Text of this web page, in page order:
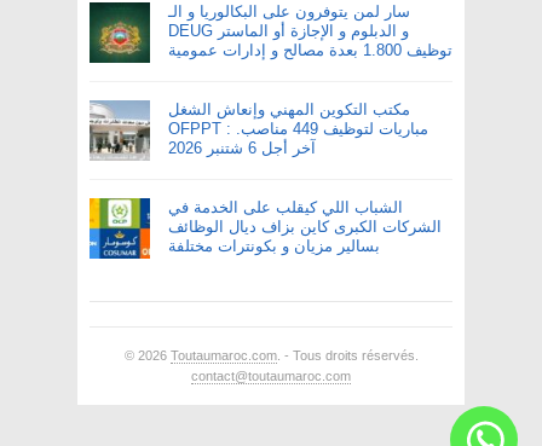
سار لمن يتوفرون على البكالوريا و الـ
DEUG و الدبلوم و الإجازة أو الماستر
توظيف 1.800 بعدة مصالح و إدارات عمومية
مكتب التكوين المهني وإنعاش الشغل
OFPPT : مباريات لتوظيف 449 مناصب.
آخر أجل 6 شتنبر 2026
الشباب اللي كيقلب على الخدمة في
الشركات الكبرى كاين بزاف ديال الوظائف
بسالير مزيان و بكونترات مختلفة
© 2026 Toutaumaroc.com. - Tous droits réservés.
contact@toutaumaroc.com